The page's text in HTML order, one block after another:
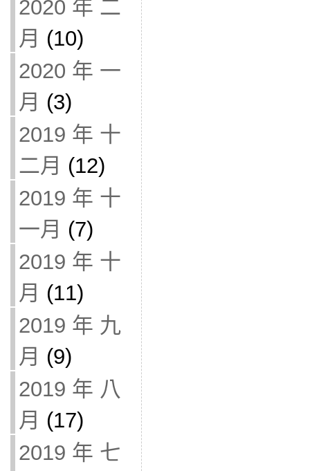
2020 年 二
月 (10)
2020 年 一
月 (3)
2019 年 十
二月 (12)
2019 年 十
一月 (7)
2019 年 十
月 (11)
2019 年 九
月 (9)
2019 年 八
月 (17)
2019 年 七